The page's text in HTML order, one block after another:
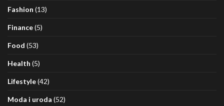
Fashion (13)
Finance(5)
Food (53)
Health (5)
Lifestyle(42)
Moda i uroda (52)